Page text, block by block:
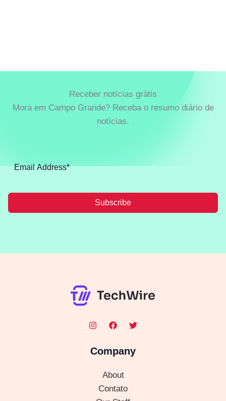
Receber notícias grátis
Mora em Campo Grande? Receba o resumo diário de
notícias.
Subscribe
Company
About
Contato